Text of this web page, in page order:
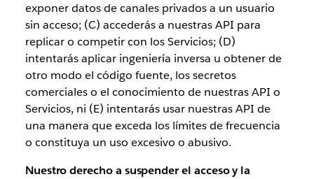
exponer datos de canales privados a un usuario
sin acceso; (C) accederás a nuestras API para
replicar o competir con los Servicios; (D)
intentarás aplicar ingeniería inversa u obtener de
otro modo el código fuente, los secretos
comerciales o el conocimiento de nuestras API o
Servicios, ni (E) intentarás usar nuestras API de
una manera que exceda los límites de frecuencia
o constituya un uso excesivo o abusivo.
Nuestro derecho a suspender el acceso y la